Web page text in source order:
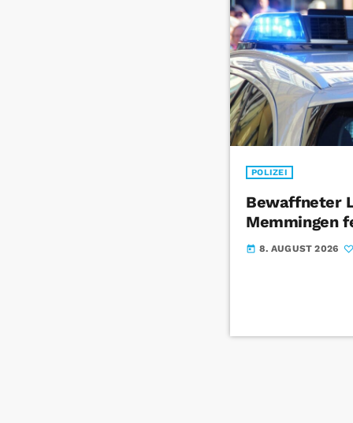
POLIZEI
Bewaffneter
Memmingen
today 8. AUGUST 2026